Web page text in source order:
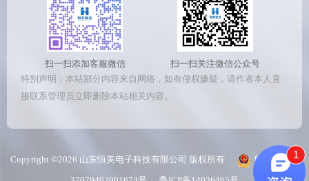
扫一扫添加客服微信
扫一扫关注微信公众号
特别声明：本站部分内容来自网络，如有侵权嫌疑，请作者本人直
接联系管理员立即删除本站相关内容。
Copyright ©2026 山东恒美电子科技有限公司 版权所有
鲁公网安备
1